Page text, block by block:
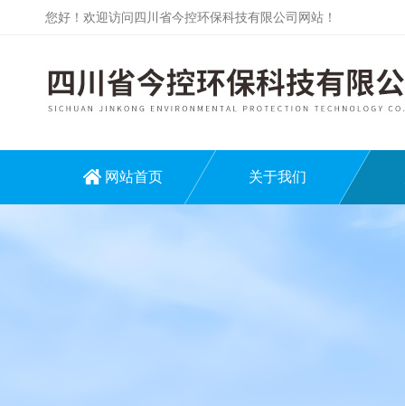
您好！欢迎访问四川省今控环保科技有限公司网站！
网站首页 关于我们